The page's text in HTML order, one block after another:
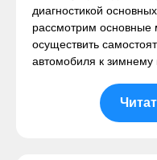
диагностикой
рассмотрим основные
осуществить
автомобиля к зимнему